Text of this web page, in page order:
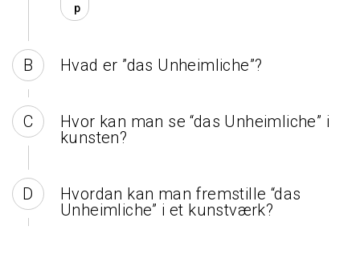
p
Hvad er ”das Unheimliche”?
Hvor kan man se “das Unheimliche” i
kunsten?
Hvordan kan man fremstille “das
Unheimliche” i et kunstværk?